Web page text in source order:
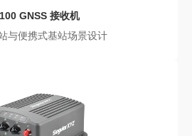
GNSS 接收机
与便携式基站场景设计